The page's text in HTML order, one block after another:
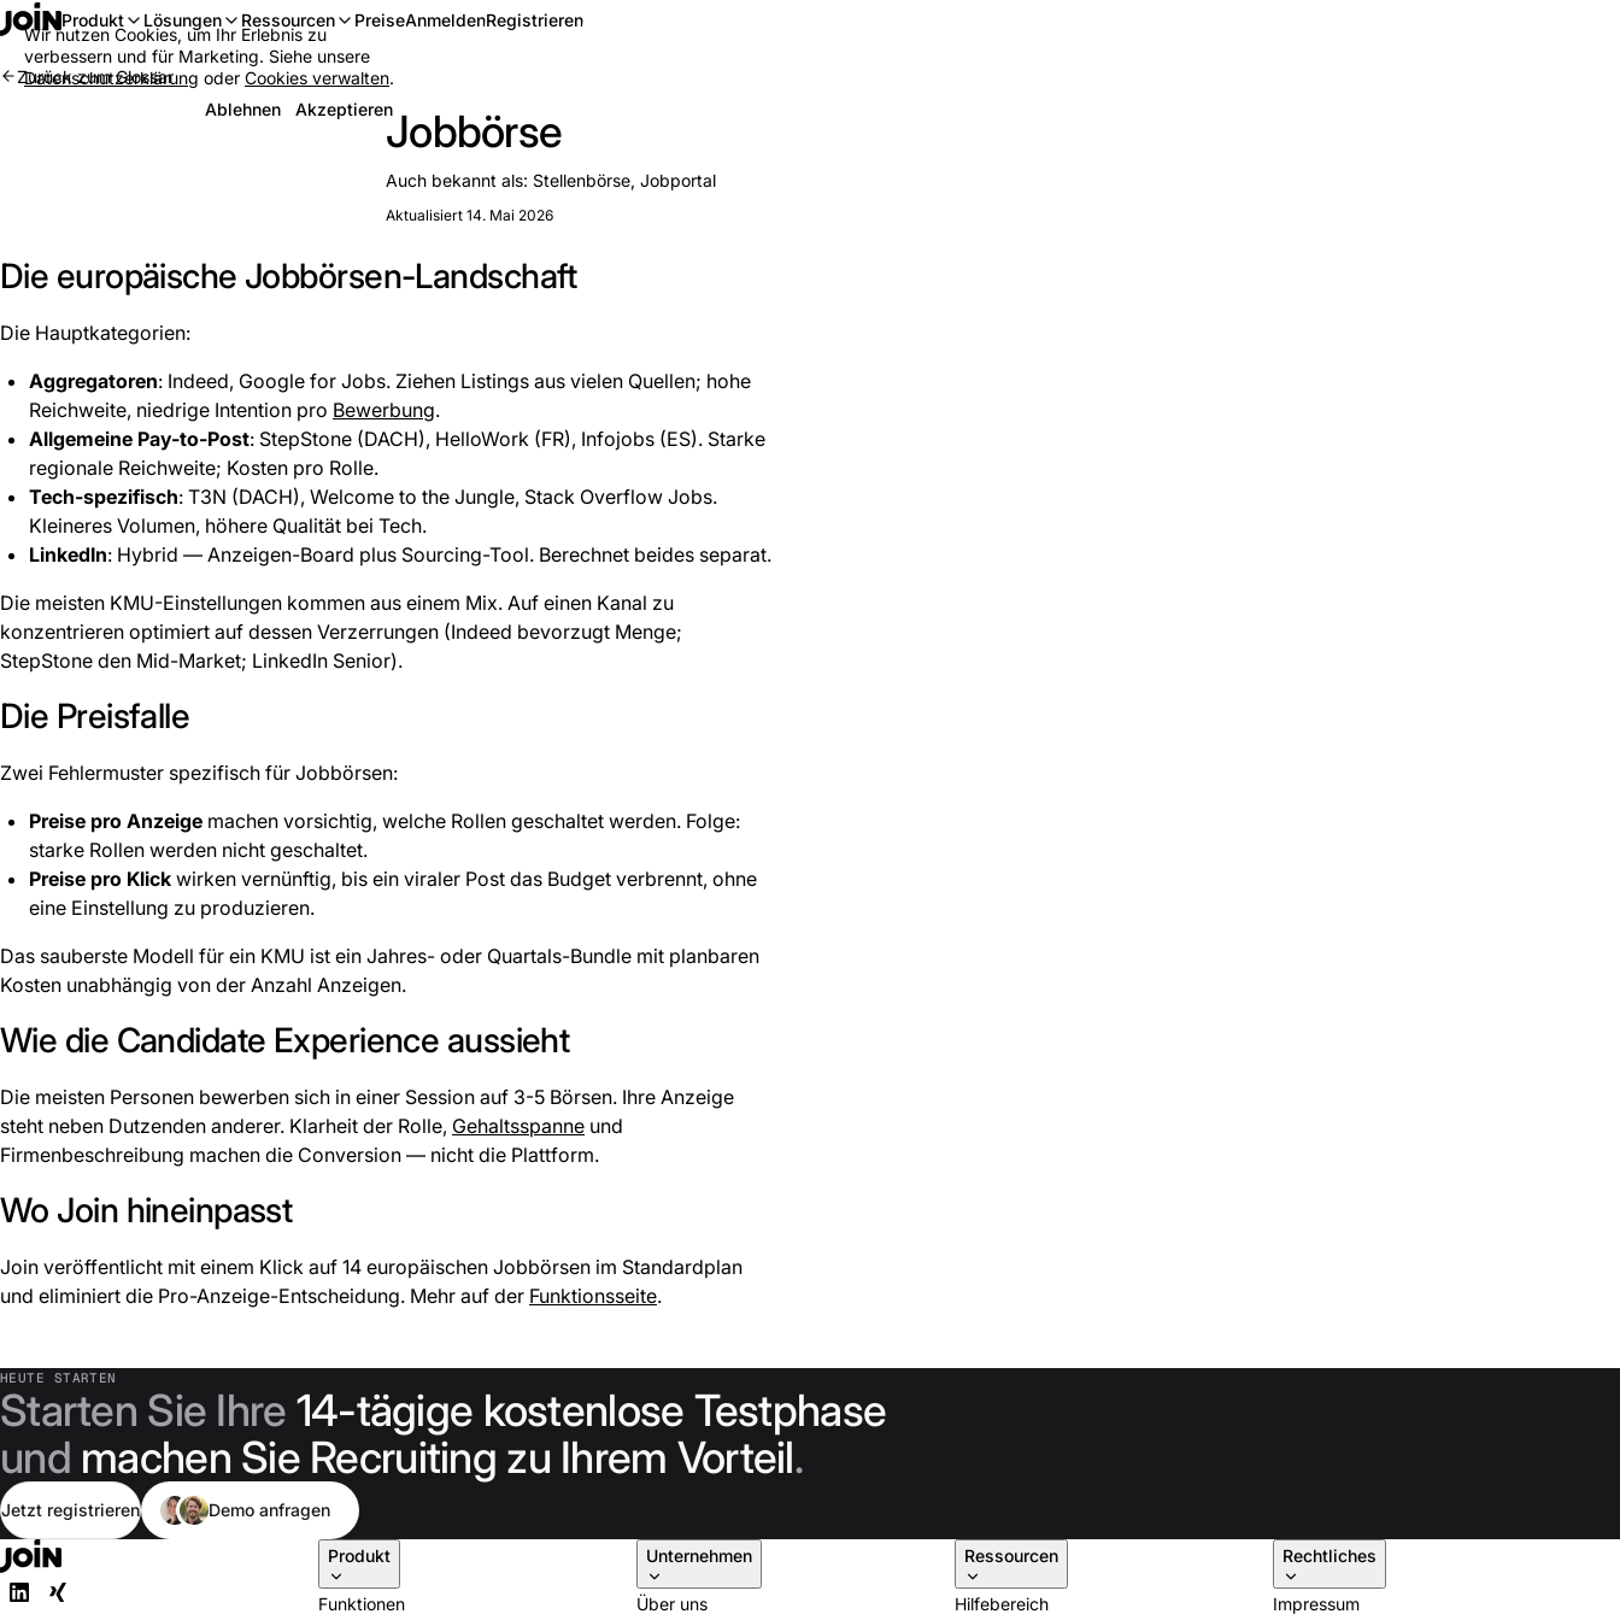
Produkt Lösungen Ressourcen PreiseAnmeldenRegistrieren
Zurück zum Glossar
Jobbörse
Auch bekannt als: Stellenbörse, Jobportal
Aktualisiert 14. Mai 2026
Die europäische Jobbörsen-Landschaft
Die Hauptkategorien:
Aggregatoren: Indeed, Google for Jobs. Ziehen Listings aus vielen Quellen; hohe
Reichweite, niedrige Intention pro Bewerbung.
Allgemeine Pay-to-Post: StepStone (DACH), HelloWork (FR), Infojobs (ES). Starke
regionale Reichweite; Kosten pro Rolle.
Tech-spezifisch: T3N (DACH), Welcome to the Jungle, Stack Overflow Jobs.
Kleineres Volumen, höhere Qualität bei Tech.
LinkedIn: Hybrid — Anzeigen-Board plus Sourcing-Tool. Berechnet beides separat.
Die meisten KMU-Einstellungen kommen aus einem Mix. Auf einen Kanal zu
konzentrieren optimiert auf dessen Verzerrungen (Indeed bevorzugt Menge;
StepStone den Mid-Market; LinkedIn Senior).
Die Preisfalle
Zwei Fehlermuster spezifisch für Jobbörsen:
Preise pro Anzeige machen vorsichtig, welche Rollen geschaltet werden. Folge:
starke Rollen werden nicht geschaltet.
Preise pro Klick wirken vernünftig, bis ein viraler Post das Budget verbrennt, ohne
eine Einstellung zu produzieren.
Das sauberste Modell für ein KMU ist ein Jahres- oder Quartals-Bundle mit planbaren
Kosten unabhängig von der Anzahl Anzeigen.
Wie die Candidate Experience aussieht
Die meisten Personen bewerben sich in einer Session auf 3-5 Börsen. Ihre Anzeige
steht neben Dutzenden anderer. Klarheit der Rolle, Gehaltsspanne und
Firmenbeschreibung machen die Conversion — nicht die Plattform.
Wo Join hineinpasst
Join veröffentlicht mit einem Klick auf 14 europäischen Jobbörsen im Standardplan
und eliminiert die Pro-Anzeige-Entscheidung. Mehr auf der Funktionsseite.
HEUTE STARTEN
Starten Sie Ihre 14-tägige kostenlose Testphase
und machen Sie Recruiting zu Ihrem Vorteil.
Jetzt registrieren Demo anfragen
Produkt
Funktionen
Unternehmen
Über uns
Ressourcen
Hilfebereich
Rechtliches
Impressum
Wir nutzen Cookies, um Ihr Erlebnis zu
verbessern und für Marketing. Siehe unsere
Datenschutzerklärung oder Cookies verwalten.
Ablehnen
Akzeptieren